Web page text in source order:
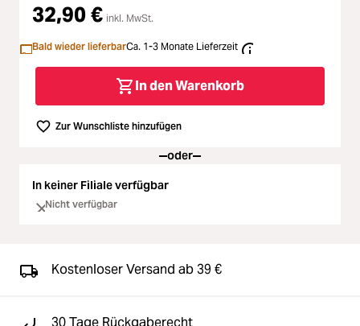
Loading...Ferngläser
Loading...Second Hand
Loading...
SALE
Loading...
32,90 € inkl. MwSt.
Bald wieder lieferbarCa. 1-3 Monate Lieferzeit
In den Warenkorb
Zur Wunschliste hinzufügen
oder
In keiner Filiale verfügbar
Nicht verfügbar
Kostenloser Versand ab 39 €
30 Tage Rückgaberecht